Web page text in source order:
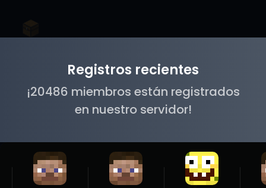
Registros recientes
¡20486 miembros están registrados
en nuestro servidor!